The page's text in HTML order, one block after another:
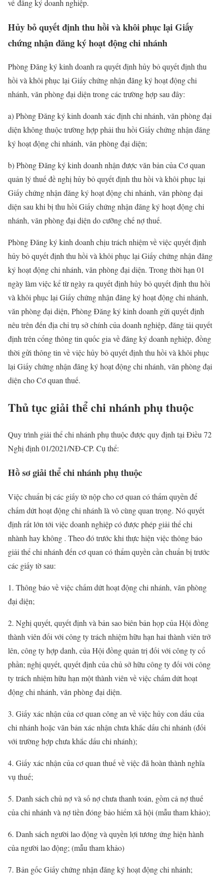
về đăng ký doanh nghiệp.
Hủy bỏ quyết định thu hồi và khôi phục lại Giấy
chứng nhận đăng ký hoạt động chi nhánh
Phòng Đăng ký kinh doanh ra quyết định hủy bỏ quyết định thu
hồi và khôi phục lại Giấy chứng nhận đăng ký hoạt động chi
nhánh, văn phòng đại diện trong các trường hợp sau đây:
a) Phòng Đăng ký kinh doanh xác định chi nhánh, văn phòng đại
diện không thuộc trường hợp phải thu hồi Giấy chứng nhận đăng
ký hoạt động chi nhánh, văn phòng đại diện;
b) Phòng Đăng ký kinh doanh nhận được văn bản của Cơ quan
quản lý thuế đề nghị hủy bỏ quyết định thu hồi và khôi phục lại
Giấy chứng nhận đăng ký hoạt động chi nhánh, văn phòng đại
diện sau khi bị thu hồi Giấy chứng nhận đăng ký hoạt động chi
nhánh, văn phòng đại diện do cưỡng chế nợ thuế.
Phòng Đăng ký kinh doanh chịu trách nhiệm về việc quyết định
hủy bỏ quyết định thu hồi và khôi phục lại Giấy chứng nhận đăng
ký hoạt động chi nhánh, văn phòng đại diện. Trong thời hạn 01
ngày làm việc kể từ ngày ra quyết định hủy bỏ quyết định thu hồi
và khôi phục lại Giấy chứng nhận đăng ký hoạt động chi nhánh,
văn phòng đại diện, Phòng Đăng ký kinh doanh gửi quyết định
nêu trên đến địa chỉ trụ sở chính của doanh nghiệp, đăng tải quyết
định trên cổng thông tin quốc gia về đăng ký doanh nghiệp, đồng
thời gửi thông tin về việc hủy bỏ quyết định thu hồi và khôi phục
lại Giấy chứng nhận đăng ký hoạt động chi nhánh, văn phòng đại
diện cho Cơ quan thuế.
Thủ tục giải thể chi nhánh phụ thuộc
Quy trình giải thể chi nhánh phụ thuộc được quy định tại Điều 72
Nghị định 01/2021/NĐ-CP. Cụ thể:
Hồ sơ giải thể chi nhánh phụ thuộc
Việc chuẩn bị các giấy tờ nộp cho cơ quan có thẩm quyền để
chấm dứt hoạt động chi nhánh là vô cùng quan trọng. Nó quyết
định rất lớn tới việc doanh nghiệp có được phép giải thể chi
nhành hay không . Theo đó trước khi thực hiện việc thông báo
giải thể chi nhánh đến cơ quan có thẩm quyền cần chuẩn bị trước
các giấy tờ sau:
1. Thông báo về việc chấm dứt hoạt động chi nhánh, văn phòng
đại diện;
2. Nghị quyết, quyết định và bản sao biên bản họp của Hội đồng
thành viên đối với công ty trách nhiệm hữu hạn hai thành viên trở
lên, công ty hợp danh, của Hội đồng quản trị đối với công ty cổ
phần; nghị quyết, quyết định của chủ sở hữu công ty đối với công
ty trách nhiệm hữu hạn một thành viên về việc chấm dứt hoạt
động chi nhánh, văn phòng đại diện.
3. Giấy xác nhận của cơ quan công an về việc hủy con dấu của
chi nhánh hoặc văn bản xác nhận chưa khắc dấu chi nhánh (đối
với trường hợp chưa khắc dấu chi nhánh);
4. Giấy xác nhận của cơ quan thuế về việc đã hoàn thành nghĩa
vụ thuế;
5. Danh sách chủ nợ và số nợ chưa thanh toán, gồm cả nợ thuế
của chi nhánh và nợ tiền đóng bảo hiểm xã hội (mẫu tham khảo);
6. Danh sách người lao động và quyền lợi tương ứng hiện hành
của người lao động; (mẫu tham khảo)
7. Bản gốc Giấy chứng nhận đăng ký hoạt động chi nhánh;